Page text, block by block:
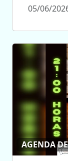
05/06/
AGENDA